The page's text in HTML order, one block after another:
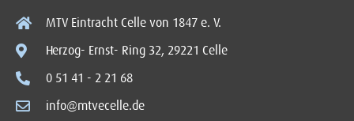
MTV Eintracht Celle von 1847 e. V.
Herzog- Ernst- Ring 32, 29221 Celle
0 51 41 - 2 21 68
info@mtvecelle.de